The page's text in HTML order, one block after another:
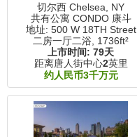
切尔西 Chelsea, NY
共有公寓 CONDO 康斗
地址: 500 W 18TH Street
二房一厅二浴, 1736ft²
上市时间: 79天
距离唐人街中心2英里
约人民币3千万元